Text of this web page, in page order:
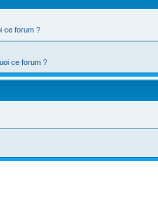
ce forum ?
ce forum ?